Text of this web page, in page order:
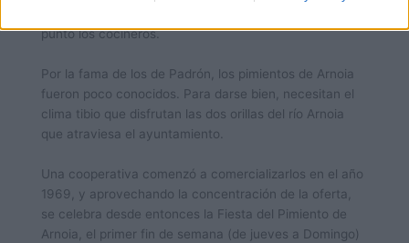
punto los cocineros.
Por la fama de los de Padrón, los pimientos de Arnoia
fueron poco conocidos. Para darse bien, necesitan el
clima tibio que disfrutan las dos orillas del río Arnoia
que atraviesa el ayuntamiento.
Una cooperativa comenzó a comercializarlos en el año
1969, y aprovechando la concentración de la oferta,
se celebra desde entonces la Fiesta del Pimiento de
Arnoia, el primer fin de semana (de jueves a Domingo)